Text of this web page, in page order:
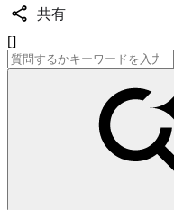
共有
[]